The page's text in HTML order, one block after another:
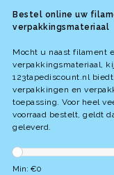
Bestel online uw
verpakkingsmateriaal
Mocht u naast filament
verpakkingsmateriaal,
123tapediscount.nl
verpakkingen en
toepassing. Voor heel
voorraad bestelt, geldt
geleverd.
Min: €0